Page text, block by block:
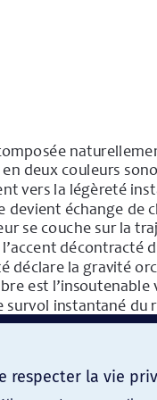
respecter la vie